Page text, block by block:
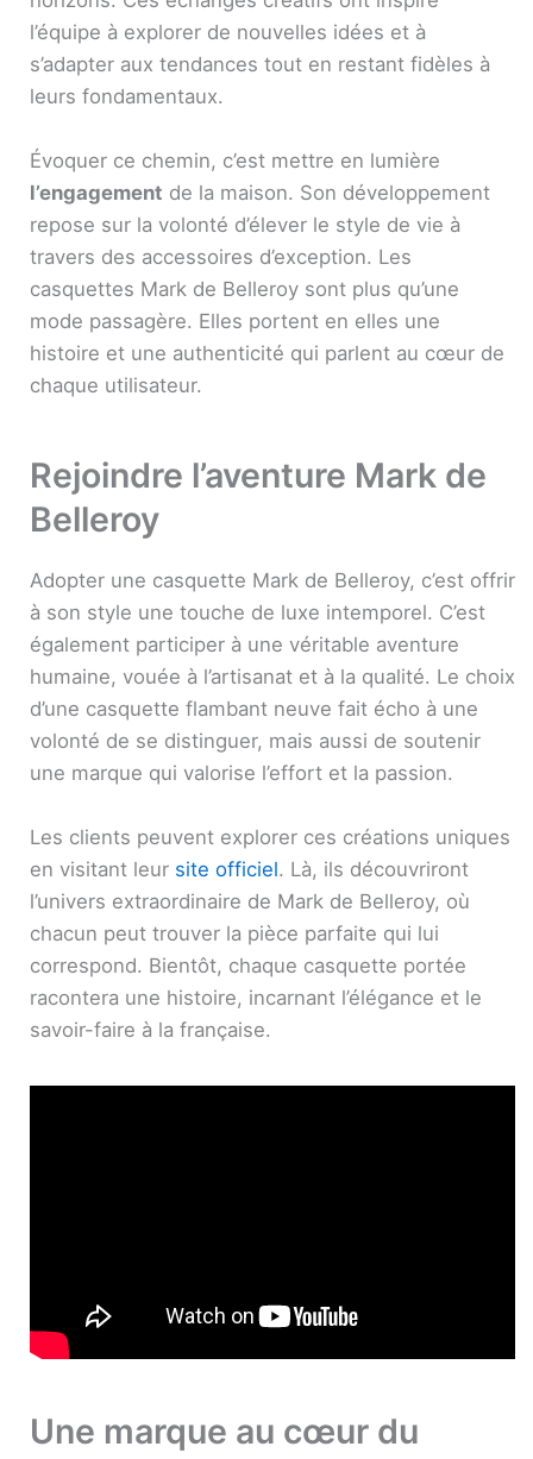
l’équipe à explorer de nouvelles idées et à
s’adapter aux tendances tout en restant fidèles à
leurs fondamentaux.
Évoquer ce chemin, c’est mettre en lumière
l’engagement de la maison. Son développement
repose sur la volonté d’élever le style de vie à
travers des accessoires d’exception. Les
casquettes Mark de Belleroy sont plus qu’une
mode passagère. Elles portent en elles une
histoire et une authenticité qui parlent au cœur de
chaque utilisateur.
Rejoindre l’aventure Mark de
Belleroy
Adopter une casquette Mark de Belleroy, c’est offrir
à son style une touche de luxe intemporel. C’est
également participer à une véritable aventure
humaine, vouée à l’artisanat et à la qualité. Le choix
d’une casquette flambant neuve fait écho à une
volonté de se distinguer, mais aussi de soutenir
une marque qui valorise l’effort et la passion.
Les clients peuvent explorer ces créations uniques
en visitant leur site officiel. Là, ils découvriront
l’univers extraordinaire de Mark de Belleroy, où
chacun peut trouver la pièce parfaite qui lui
correspond. Bientôt, chaque casquette portée
racontera une histoire, incarnant l’élégance et le
savoir-faire à la française.
Une marque au cœur du